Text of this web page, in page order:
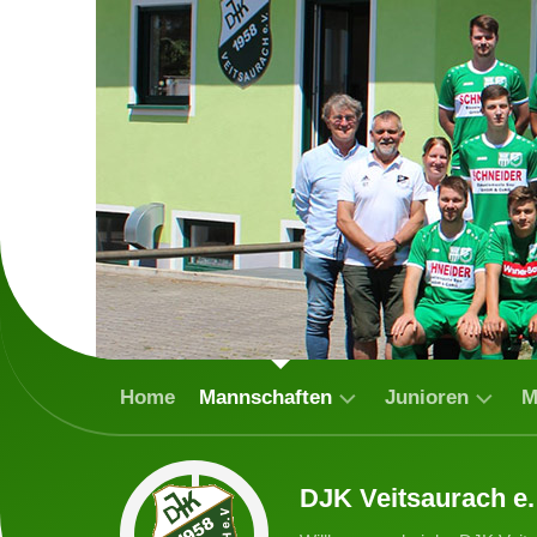
Home Mannschaften
1.
Mannschaft
2021/
Junioren
Ballpiraten
DJK Veitsaurach e.